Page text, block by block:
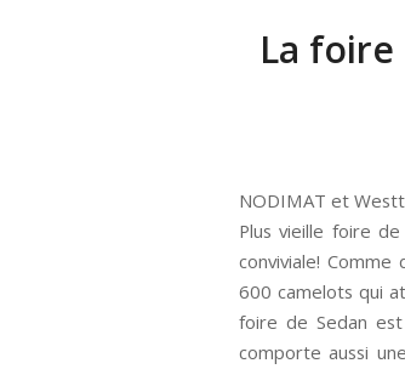
La foire
NODIMAT et
Plus vieille foire
conviviale!
600 camelots qui
foire de Sedan
comporte aussi